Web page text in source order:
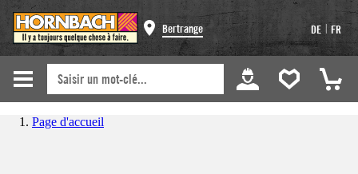
Bertrange DE | FR
Page d'accueil